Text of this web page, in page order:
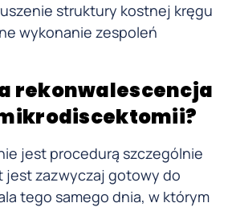
struktury kostnej kręgu
wykonanie zespoleń
rekonwalescencja
jest procedurą szczególnie
jest zazwyczaj gotowy do
tego samego dnia, w którym